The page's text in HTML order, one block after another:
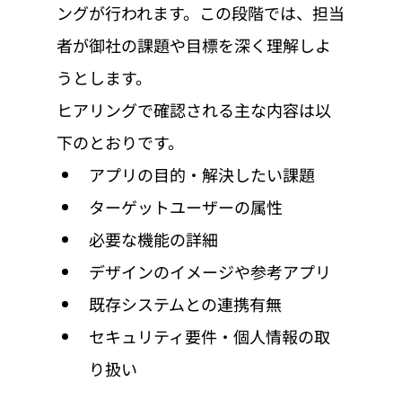
ングが行われます。この段階では、担当
者が御社の課題や目標を深く理解しよ
うとします。
ヒアリングで確認される主な内容は以
下のとおりです。
アプリの目的・解決したい課題
ターゲットユーザーの属性
必要な機能の詳細
デザインのイメージや参考アプリ
既存システムとの連携有無
セキュリティ要件・個人情報の取
り扱い